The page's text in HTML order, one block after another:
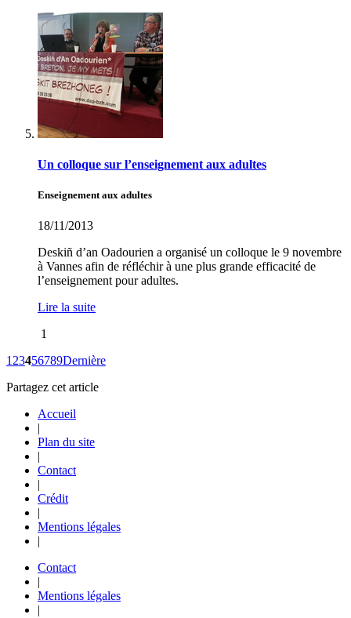
Un colloque sur l’enseignement aux adultes
Enseignement aux adultes
18/11/2013
Deskiñ d’an Oadourien a organisé un colloque le 9 novembre
à Vannes afin de réfléchir à une plus grande efficacité de
l’enseignement pour adultes.
Lire la suite
1
123456789Dernière
Partagez cet article
Accueil
|
Plan du site
|
Contact
|
Crédit
|
Mentions légales
|
Contact
|
Mentions légales
|